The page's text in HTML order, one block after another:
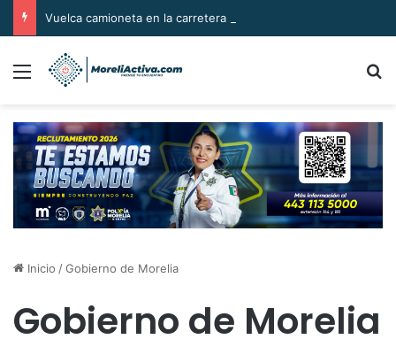
Menú
Inicio /Gobierno de Morelia
Gobierno de Morelia